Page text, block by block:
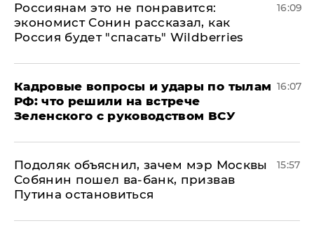
Россиянам это не понравится:
экономист Сонин рассказал, как
Россия будет "спасать" Wildberries
16:09
Кадровые вопросы и удары по тылам
РФ: что решили на встрече
Зеленского с руководством ВСУ
16:07
Подоляк объяснил, зачем мэр Москвы
Собянин пошел ва-банк, призвав
Путина остановиться
15:57